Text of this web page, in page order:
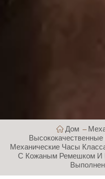
Дом
Механические Часы
С Кожаным Ремешком И